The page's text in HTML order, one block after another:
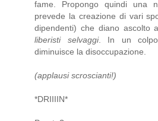
fame. Propongo quindi una
prevede la creazione di vari
dipendenti) che diano ascolto
liberisti selvaggi. In un colpo
diminuisce la disoccupazione.
(applausi scroscianti!)
*DRIIIIN*